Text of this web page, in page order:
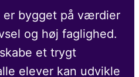
er bygget på værdier
og høj faglighed.
et trygt
elever kan udvikle